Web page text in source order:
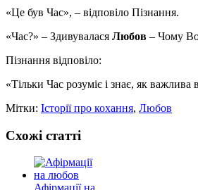
«Це був Час», – відповіло Пізнання.
«Час?» – Здивувалася Любов – Чому
Пізнання відповіло:
«Тільки Час розуміє і знає, як
Мітки: Історії про кохання, Любов
Схожі статті